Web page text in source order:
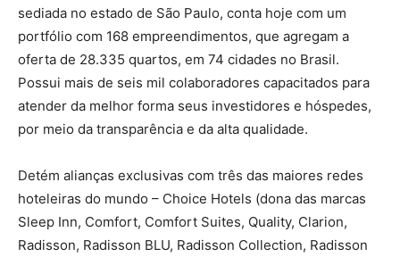
sediada no estado de São Paulo, conta hoje com um
portfólio com 168 empreendimentos, que agregam a
oferta de 28.335 quartos, em 74 cidades no Brasil.
Possui mais de seis mil colaboradores capacitados para
atender da melhor forma seus investidores e hóspedes,
por meio da transparência e da alta qualidade.
Detém alianças exclusivas com três das maiores redes
hoteleiras do mundo – Choice Hotels (dona das marcas
Sleep Inn, Comfort, Comfort Suites, Quality, Clarion,
Radisson, Radisson BLU, Radisson Collection, Radisson